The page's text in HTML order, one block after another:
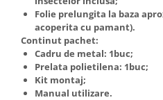
Truse de scule
Truse de lipit PPR
Ventuze cu brate pentru
Vibratoare beton
Masini de spalat rufe cu uscator
Uscatoare de rufe
Masini de facut paine
Pachete electrocasnice
incorporabile
Folie prelungita la baza
acoperita cu pamant).
Continut pachet:
Cadru de metal: 1buc;
Prelata polietilena: 1buc;
Kit montaj;
Manual utilizare.